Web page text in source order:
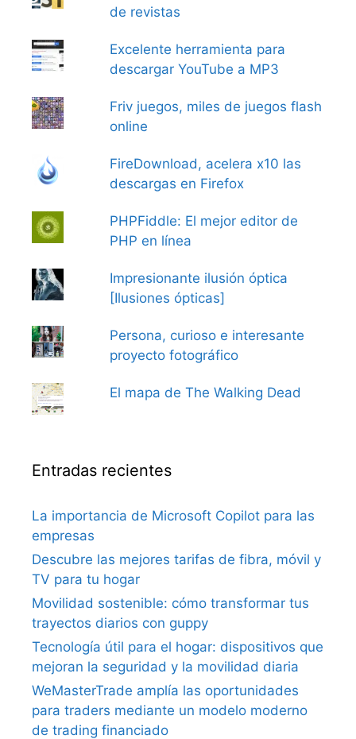
de revistas
Excelente herramienta para
descargar YouTube a MP3
Friv juegos, miles de juegos flash
online
FireDownload, acelera x10 las
descargas en Firefox
PHPFiddle: El mejor editor de
PHP en línea
Impresionante ilusión óptica
[Ilusiones ópticas]
Persona, curioso e interesante
proyecto fotográfico
El mapa de The Walking Dead
Entradas recientes
La importancia de Microsoft Copilot para las
empresas
Descubre las mejores tarifas de fibra, móvil y
TV para tu hogar
Movilidad sostenible: cómo transformar tus
trayectos diarios con guppy
Tecnología útil para el hogar: dispositivos que
mejoran la seguridad y la movilidad diaria
WeMasterTrade amplía las oportunidades
para traders mediante un modelo moderno
de trading financiado